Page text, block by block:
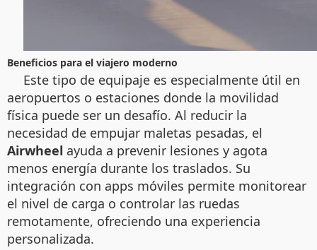
Beneficios para el viajero moderno
Este tipo de equipaje es especialmente útil en
aeropuertos o estaciones donde la movilidad
física puede ser un desafío. Al reducir la
necesidad de empujar maletas pesadas, el
Airwheel ayuda a prevenir lesiones y agota
menos energía durante los traslados. Su
integración con apps móviles permite monitorear
el nivel de carga o controlar las ruedas
remotamente, ofreciendo una experiencia
personalizada.